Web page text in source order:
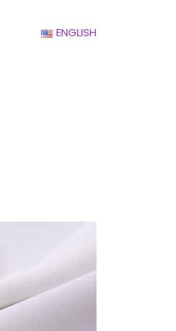
ENGLISH